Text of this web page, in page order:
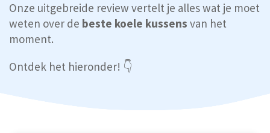
Onze uitgebreide review vertelt je alles wat je moet
weten over de beste koele kussens van het
moment.
Ontdek het hieronder! 👇